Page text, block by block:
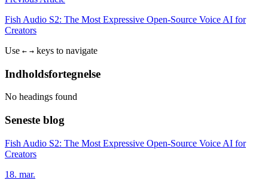
Fish Audio S2: The Most Expressive Open-Source Voice AI for
Creators
Use ← → keys to navigate
Indholdsfortegnelse
No headings found
Seneste blog
Fish Audio S2: The Most Expressive Open-Source Voice AI for
Creators
18. mar.